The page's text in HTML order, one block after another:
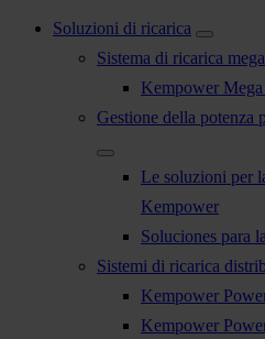
Soluzioni di ricarica
Sistema di ricarica
Kempower
Gestione della potenza
Le soluzioni per
Kempower
Soluciones para
Sistemi di ricarica
Kempower
Kempower